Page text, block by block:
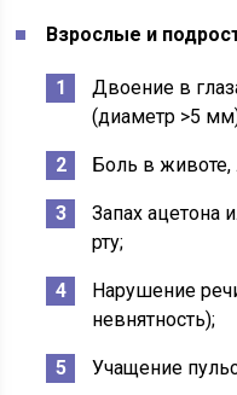
Взрослые и
Двоение в
(диаметр >5
Боль в животе,
Запах ацетона
рту;
Нарушение
невнятность);
Учащение